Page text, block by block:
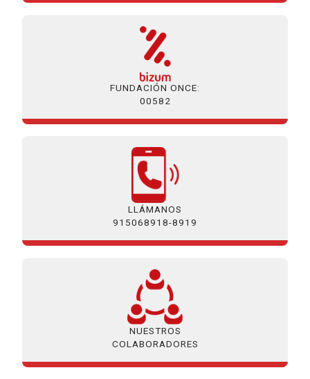
FUNDACIÓN ONCE:
00582
LLÁMANOS
915068918-8919
NUESTROS
COLABORADORES